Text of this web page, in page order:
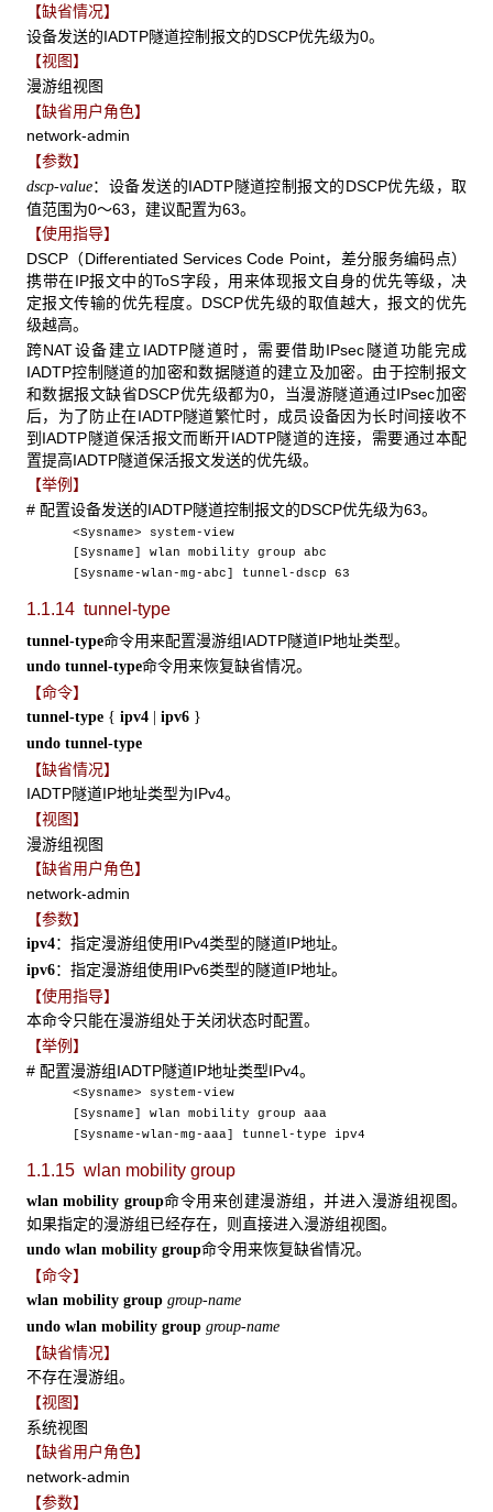
【缺省情况】
设备发送的IADTP隧道控制报文的DSCP优先级为0。
【视图】
漫游组视图
【缺省用户角色】
network-admin
【参数】
dscp-value：设备发送的IADTP隧道控制报文的DSCP优先级，取
值范围为0～63，建议配置为63。
【使用指导】
DSCP（Differentiated Services Code Point，差分服务编码点）
携带在IP报文中的ToS字段，用来体现报文自身的优先等级，决
定报文传输的优先程度。DSCP优先级的取值越大，报文的优先
级越高。
跨NAT设备建立IADTP隧道时，需要借助IPsec隧道功能完成
IADTP控制隧道的加密和数据隧道的建立及加密。由于控制报文
和数据报文缺省DSCP优先级都为0，当漫游隧道通过IPsec加密
后，为了防止在IADTP隧道繁忙时，成员设备因为长时间接收不
到IADTP隧道保活报文而断开IADTP隧道的连接，需要通过本配
置提高IADTP隧道保活报文发送的优先级。
【举例】
# 配置设备发送的IADTP隧道控制报文的DSCP优先级为63。
<Sysname> system-view
[Sysname] wlan mobility group abc
[Sysname-wlan-mg-abc] tunnel-dscp 63
1.1.14 tunnel-type
tunnel-type命令用来配置漫游组IADTP隧道IP地址类型。
undo tunnel-type命令用来恢复缺省情况。
【命令】
tunnel-type { ipv4 ipv6 }
undo tunnel-type
【缺省情况】
IADTP隧道IP地址类型为IPv4。
【视图】
漫游组视图
【缺省用户角色】
network-admin
【参数】
ipv4：指定漫游组使用IPv4类型的隧道IP地址。
ipv6：指定漫游组使用IPv6类型的隧道IP地址。
【使用指导】
本命令只能在漫游组处于关闭状态时配置。
【举例】
# 配置漫游组IADTP隧道IP地址类型IPv4。
<Sysname> system-view
[Sysname] wlan mobility group aaa
[Sysname-wlan-mg-aaa] tunnel-type ipv4
1.1.15 wlan mobility group
wlan mobility group命令用来创建漫游组，并进入漫游组视图。
如果指定的漫游组已经存在，则直接进入漫游组视图。
undo wlan mobility group命令用来恢复缺省情况。
【命令】
wlan mobility group group-name
undo wlan mobility group group-name
【缺省情况】
不存在漫游组。
【视图】
系统视图
【缺省用户角色】
network-admin
【参数】